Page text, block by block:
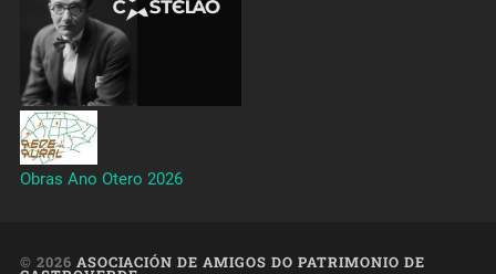
Obras Ano Otero 2026
© 2026 ASOCIACIÓN DE AMIGOS DO PATRIMONIO DE